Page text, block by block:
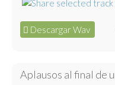
Descargar Wav
Aplausos al final de